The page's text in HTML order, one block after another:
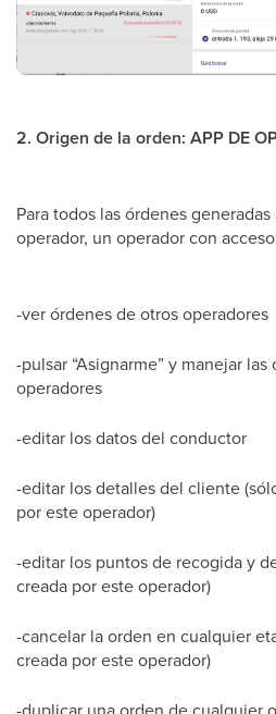
2. Origen de la orden: APP DE
Para todos las órdenes
operador, un operador con
-ver órdenes de otros operadores
-pulsar “Asignarme” y manejar
operadores
-editar los datos del conductor
-editar los detalles del cliente
por este operador)
-editar los puntos de recogida y
creada por este operador)
-cancelar la orden en cualquier
creada por este operador)